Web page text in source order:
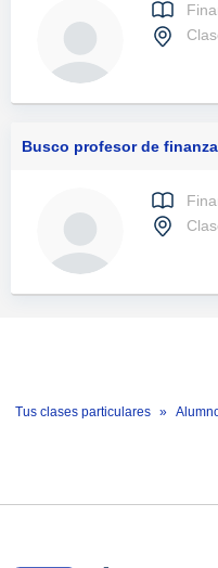
Busco profesor de
Tus clases particulares